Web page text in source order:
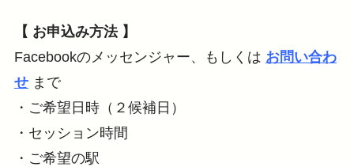
【 お申込み方法 】
Facebookのメッセンジャー、もしくは お問い合わ
せまで
・ご希望日時（２候補日）
・セッション時間
・ご希望の駅